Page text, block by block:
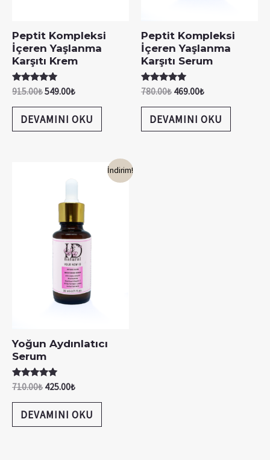
Peptit Kompleksi
İçeren Yaşlanma
Karşıtı Krem
5 üzerinden
oy aldı
915.00₺549.00₺
DEVAMINI OKU
Peptit Kompleksi
İçeren Yaşlanma
Karşıtı Serum
5 üzerinden
oy aldı
780.00₺ 469.00₺
DEVAMINI OKU
İndirim!
Yoğun Aydınlatıcı
Serum
5 üzerinden
oy aldı
710.00₺ 425.00₺
DEVAMINI OKU